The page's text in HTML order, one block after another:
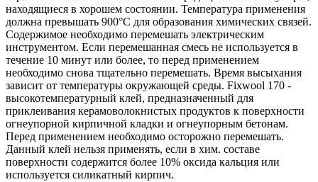
находящиеся в хорошем состоянии. Температура применения
должна превышать 900°C для образования химических связей.
Содержимое необходимо перемешать электрическим
инструментом. Если перемешанная смесь не используется в
течение 10 минут или более, то перед применением
необходимо снова тщательно перемешать. Время высыхания
зависит от температуры окружающей среды. Fixwool 170 -
высокотемпературный клей, предназначенный для
приклеивания керамоволокнистых продуктов к поверхности
огнеупорной кирпичной кладки и огнеупорным бетонам.
Перед применением необходимо осторожно перемешать.
Данный клей нельзя применять, если в хим. составе
поверхности содержится более 10% оксида кальция или
используется силикатный кирпич.